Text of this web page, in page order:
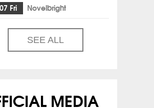
Fri Novelbright
SEE ALL
MEDIA